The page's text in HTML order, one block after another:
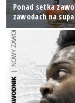
Ponad setka
zawodach na